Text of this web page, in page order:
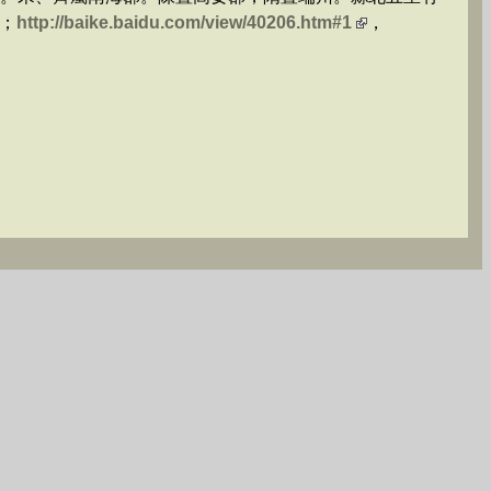
http://baike.baidu.com/view/40206.htm#1 ，